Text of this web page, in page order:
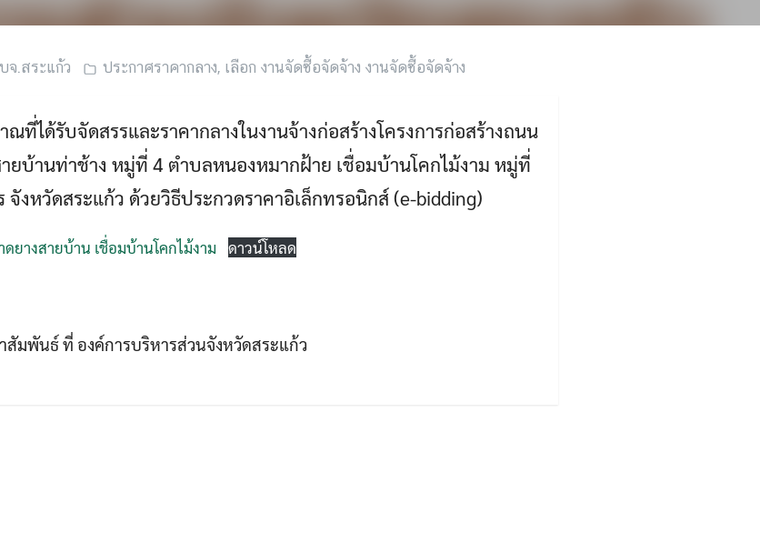
Search
Search
จ.สระแก้ว ประกาศราคากลาง, เลือก งานจัดซื้อจัดจ้าง งานจัดซื้อจัดจ้าง
ณที่ได้รับจัดสรรและราคากลางในงานจ้างก่อสร้างโครงการก่อสร้างถนน
ยบ้านท่าช้าง หมู่ที่ 4 ตำบลหนองหมากฝ้าย เชื่อมบ้านโคกไม้งาม หมู่ที่
งหวัดสระแก้ว ด้วยวิธีประกวดราคาอิเล็กทรอนิกส์ (e-bidding)
ยางสายบ้าน เชื่อมบ้านโคกไม้งาม ดาวน์โหลด
สัมพันธ์ ที่ องค์การบริหารส่วนจังหวัดสระแก้ว